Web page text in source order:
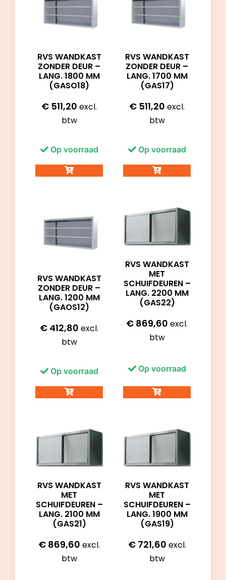
RVS WANDKAST
ZONDER DEUR –
LANG. 1800 MM
(GASO18)
€ 511,20 excl.
btw
Op voorraad
RVS WANDKAST
ZONDER DEUR –
LANG. 1700 MM
(GAS17)
€ 511,20 excl.
btw
Op voorraad
RVS WANDKAST
ZONDER DEUR –
LANG. 1200 MM
(GAOS12)
€ 412,80 excl.
btw
Op voorraad
RVS WANDKAST
MET
SCHUIFDEUREN –
LANG. 2200 MM
(GAS22)
€ 869,60 excl.
btw
Op voorraad
RVS WANDKAST
MET
SCHUIFDEUREN –
LANG. 2100 MM
(GAS21)
€ 869,60 excl.
btw
RVS WANDKAST
MET
SCHUIFDEUREN –
LANG. 1900 MM
(GAS19)
€721,60 excl.
btw